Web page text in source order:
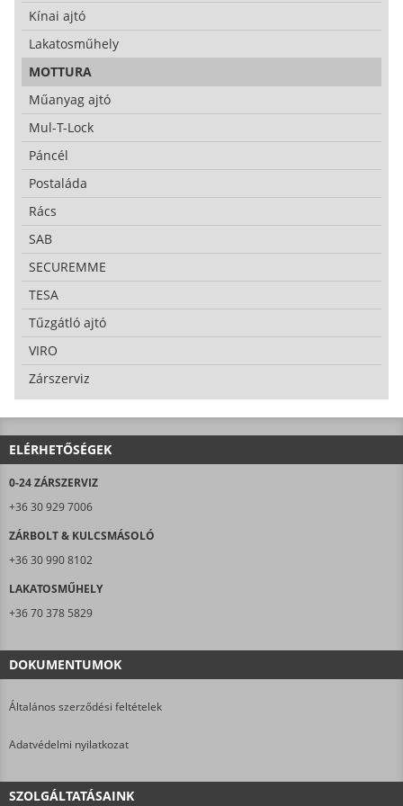
Kínai ajtó
Lakatosműhely
MOTTURA
Műanyag ajtó
Mul-T-Lock
Páncél
Postaláda
Rács
SAB
SECUREMME
TESA
Tűzgátló ajtó
VIRO
Zárszerviz
ELÉRHETŐSÉGEK
0-24 ZÁRSZERVIZ
+36 30 929 7006
ZÁRBOLT & KULCSMÁSOLÓ
+36 30 990 8102
LAKATOSMŰHELY
+36 70 378 5829
DOKUMENTUMOK
Általános szerződési feltételek
Adatvédelmi nyilatkozat
SZOLGÁLTATÁSAINK